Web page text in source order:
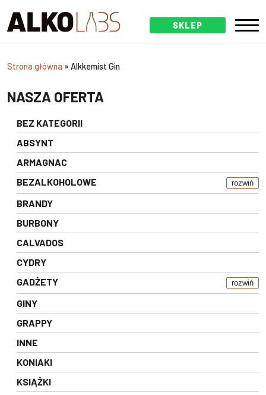
SKLEP
Strona główna » Alkkemist Gin
NASZA OFERTA
BEZ KATEGORII
ABSYNT
ARMAGNAC
BEZALKOHOLOWE
rozwiń
BRANDY
BURBONY
CALVADOS
CYDRY
GADŻETY
rozwiń
GINY
GRAPPY
INNE
KONIAKI
KSIĄŻKI